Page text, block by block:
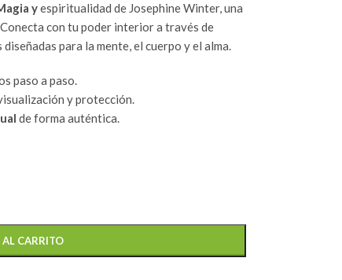
yespiritualidad de Josephine Winter, una
con tu poder interior a través de
para la mente, el cuerpo y el alma.
paso a paso.
y protección.
de forma auténtica.
CARRITO